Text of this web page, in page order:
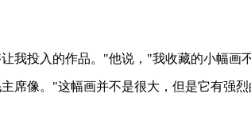
我投入的作品。"他说，"我收藏的小幅画
席像。"这幅画并不是很大，但是它有强烈